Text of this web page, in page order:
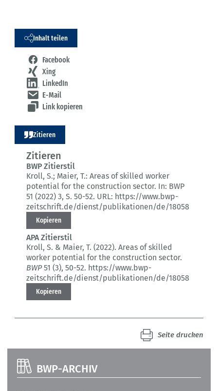
Inhalt teilen
Facebook
Xing
LinkedIn
E-Mail
Link kopieren
Zitieren
Zitieren
BWP Zitierstil
Kroll, S.; Maier, T.: Areas of skilled worker
potential for the construction sector. In: BWP
51 (2022) 3, S. 50-52. URL: https://www.bwp-
zeitschrift.de/dienst/publikationen/de/18058
Kopieren
APA Zitierstil
Kroll, S. & Maier, T. (2022). Areas of skilled
worker potential for the construction sector.
BWP51 (3), 50-52. https://www.bwp-
zeitschrift.de/dienst/publikationen/de/18058
Kopieren
Seite drucken
BWP-ARCHIV